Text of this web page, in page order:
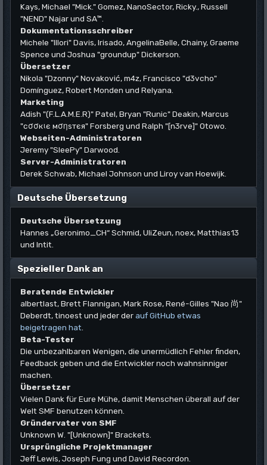
Kays, Michael "Mick." Gomez, NanoSector, Ricky., Russell
"NEND" Najar und SA™.
Dokumentationsschreiber
Michele "Illori" Davis, Irisado, AngelinaBelle, Chainy, Graeme
Spence und Joshua "groundup" Dickerson.
Übersetzer
Nikola "Dzonny" Novaković, m4z, Francisco "d3vcho"
Domínguez, Robert Monden und Relyana.
Marketing
Adish "(F.L.A.M.E.R)" Patel, Bryan "Runic" Deakin, Marcus
"cσσкιє мσηѕтєя" Forsberg und Ralph "[n3rve]" Otowo.
Webseiten-Administratoren
Jeremy "SleePy" Darwood.
Server-Administratoren
Derek Schwab, Michael Johnson und Liroy van Hoewijk.
Deutsche Übersetzung
Deutsche Übersetzung
Hannes „Geronimo_CH“ Schmid, UliZeun, noex, Matthias13
und Intit.
Spezieller Dank an
Beratende Entwickler
albertlast, Brett Flannigan, Mark Rose, René-Gilles "Nao 尚"
Deberdt, tinoest und jeder derauf GitHub etwas
beigetragen hat
Beta-Tester
Die unbezahlbaren Wenigen, die unermüdlich Fehler finden,
Feedback geben und die Entwickler noch wahnsinniger
machen.
Übersetzer
Vielen Dank für Eure Mühe, damit Menschen überall auf der
Welt SMF benutzen können.
Gründervater von SMF
Unknown W. "[Unknown]" Brackets.
Ursprüngliche Projektmanager
Jeff Lewis, Joseph Fung und David Recordon.